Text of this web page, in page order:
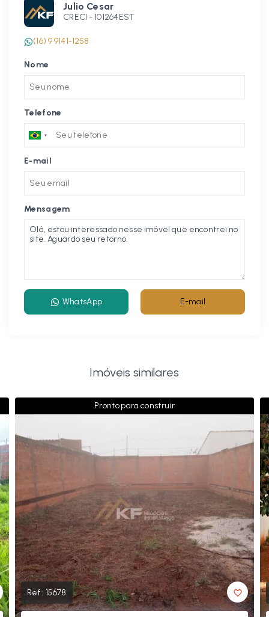
Julio Cesar
CRECI - 101264EST
(16) 9 9141-1258
Nome
Telefone
E-mail
Mensagem
WhatsApp E-mail
Imóveis similares
Pronto para construir
Ref.: 15678